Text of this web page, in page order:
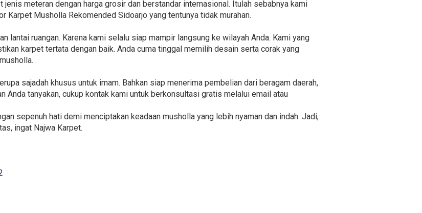
meteran dengan harga grosir dan berstandar internasional. Itulah sebabnya kami
Musholla Rekomended Sidoarjo yang tentunya tidak murahan.
lantai ruangan. Karena kami selalu siap mampir langsung ke wilayah Anda. Kami yang
karpet tertata dengan baik. Anda cuma tinggal memilih desain serta corak yang
sajadah khusus untuk imam. Bahkan siap menerima pembelian dari beragam daerah,
Anda tanyakan, cukup kontak kami untuk berkonsultasi gratis melalui email atau
sepenuh hati demi menciptakan keadaan musholla yang lebih nyaman dan indah. Jadi,
ingat Najwa Karpet.